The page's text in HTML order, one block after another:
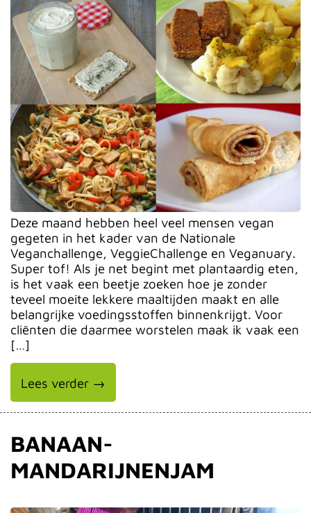
Deze maand hebben heel veel mensen vegan
gegeten in het kader van de Nationale
Veganchallenge, VeggieChallenge en Veganuary.
Super tof! Als je net begint met plantaardig eten,
is het vaak een beetje zoeken hoe je zonder
teveel moeite lekkere maaltijden maakt en alle
belangrijke voedingsstoffen binnenkrijgt. Voor
cliënten die daarmee worstelen maak ik vaak een
[…]
Lees verder →
BANAAN-
MANDARIJNENJAM